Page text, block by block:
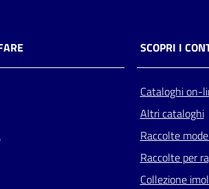
SCOPRI I
Cataloghi on-
Altri cataloghi
Raccolte
Raccolte per
Collezione